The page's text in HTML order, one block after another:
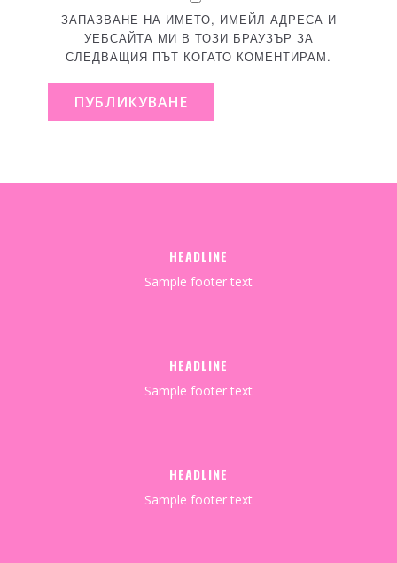
ЗАПАЗВАНЕ НА ИМЕТО, ИМЕЙЛ АДРЕСА И
УЕБСАЙТА МИ В ТОЗИ БРАУЗЪР ЗА
СЛЕДВАЩИЯ ПЪТ КОГАТО КОМЕНТИРАМ.
ПУБЛИКУВАНЕ
HEADLINE
Sample footer text
HEADLINE
Sample footer text
HEADLINE
Sample footer text